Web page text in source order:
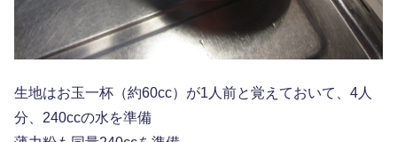
生地はお玉一杯（約60cc）が1人前と覚えておいて、4人
分、240ccの水を準備